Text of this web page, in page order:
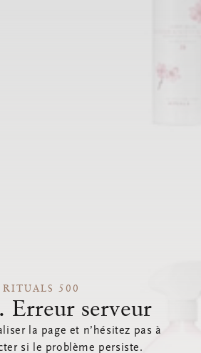
RITUALS 500
serveur
la page et n’hésitez pas à
si le problème persiste.